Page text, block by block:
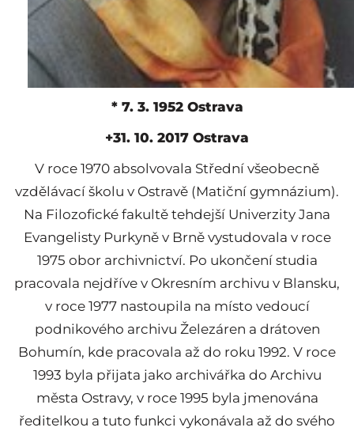
* 7. 3. 1952 Ostrava
+31. 10. 2017 Ostrava
V roce 1970 absolvovala Střední všeobecně
vzdělávací školu v Ostravě (Matiční gymnázium).
Na Filozofické fakultě tehdejší Univerzity Jana
Evangelisty Purkyně v Brně vystudovala v roce
1975 obor archivnictví. Po ukončení studia
pracovala nejdříve v Okresním archivu v Blansku,
v roce 1977 nastoupila na místo vedoucí
podnikového archivu Železáren a drátoven
Bohumín, kde pracovala až do roku 1992. V roce
1993 byla přijata jako archivářka do Archivu
města Ostravy, v roce 1995 byla jmenována
ředitelkou a tuto funkci vykonávala až do svého